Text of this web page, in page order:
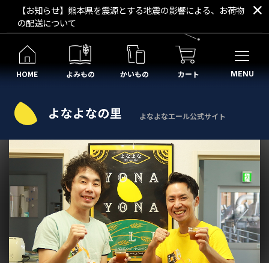
【お知らせ】熊本県を震源とする地震の影響による、お荷物
の配送について
HOME よみもの かいもの カート MENU
よなよなエール公式サイト